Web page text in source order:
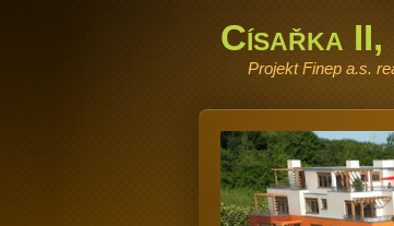
Císařka II,
Projekt Finep a.s.